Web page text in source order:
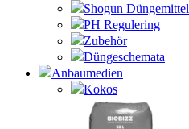
Shogun Düngemittel
PH Regulering
Zubehör
Düngeschemata
Anbaumedien
Kokos